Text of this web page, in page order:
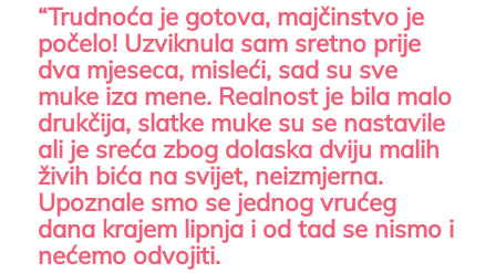
“Trudnoća je gotova, majčinstvo je
počelo! Uzviknula sam sretno prije
dva mjeseca, misleći, sad su sve
muke iza mene. Realnost je bila malo
drukčija, slatke muke su se nastavile
ali je sreća zbog dolaska dviju malih
živih bića na svijet, neizmjerna.
Upoznale smo se jednog vrućeg
dana krajem lipnja i od tad se nismo i
nećemo odvojiti.